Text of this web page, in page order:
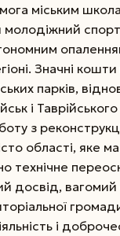
міським
молодіжний
Значні
парків,
і
з
області, яке
технічне
досвід,
і